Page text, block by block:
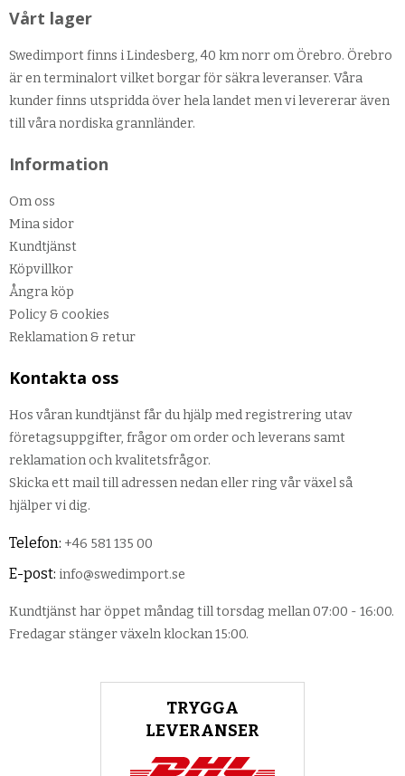
Vårt lager
Swedimport finns i Lindesberg, 40 km norr om Örebro. Örebro
är en terminalort vilket borgar för säkra leveranser. Våra
kunder finns utspridda över hela landet men vi levererar även
till våra nordiska grannländer.
Information
Om oss
Mina sidor
Kundtjänst
Köpvillkor
Ångra köp
Policy & cookies
Reklamation & retur
Kontakta oss
Hos våran kundtjänst får du hjälp med registrering utav
företagsuppgifter, frågor om order och leverans samt
reklamation och kvalitetsfrågor.
Skicka ett mail till adressen nedan eller ring vår växel så
hjälper vi dig.
Telefon: +46 581 135 00
E-post: info@swedimport.se
Kundtjänst har öppet måndag till torsdag mellan 07:00 - 16:00.
Fredagar stänger växeln klockan 15:00.
TRYGGA
LEVERANSER